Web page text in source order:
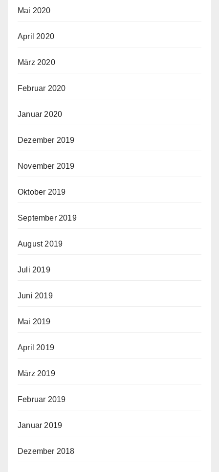
Mai 2020
April 2020
März 2020
Februar 2020
Januar 2020
Dezember 2019
November 2019
Oktober 2019
September 2019
August 2019
Juli 2019
Juni 2019
Mai 2019
April 2019
März 2019
Februar 2019
Januar 2019
Dezember 2018